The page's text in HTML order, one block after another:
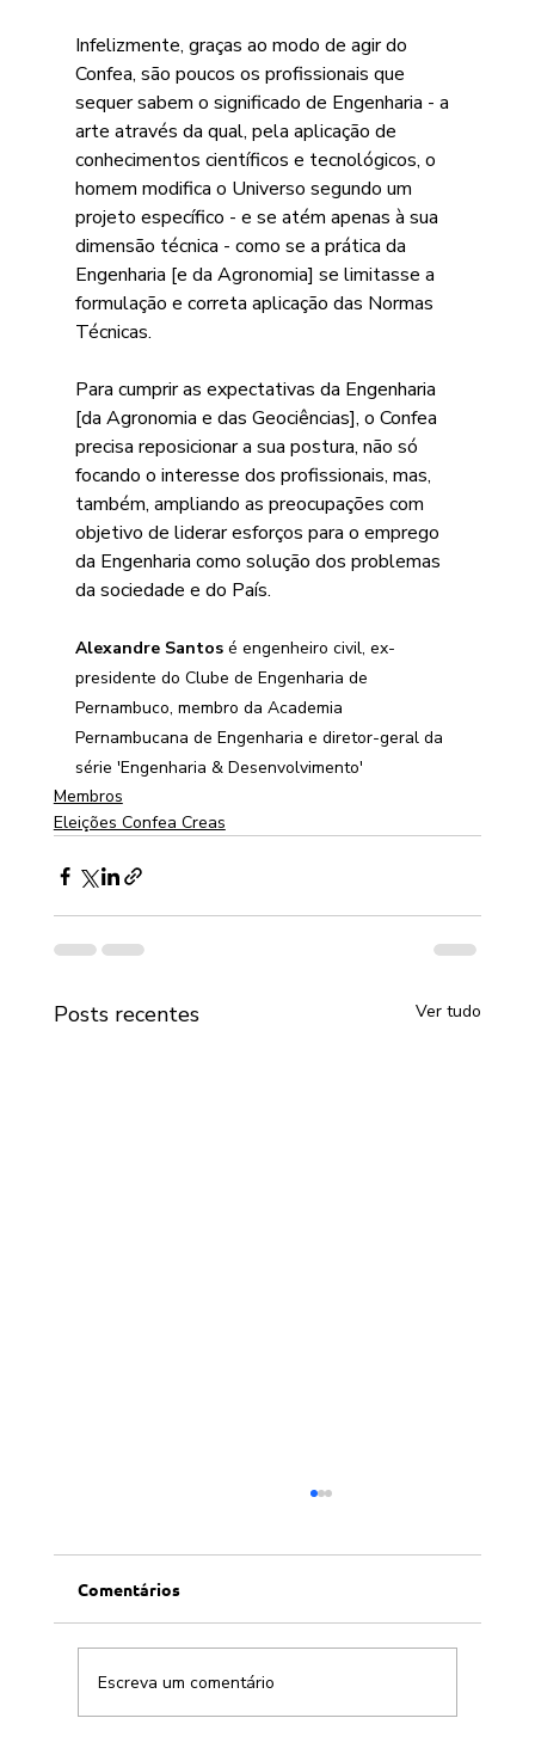
Infelizmente, graças ao modo de agir do
Confea, são poucos os profissionais que
sequer sabem o significado de Engenharia - a
arte através da qual, pela aplicação de
conhecimentos científicos e tecnológicos, o
homem modifica o Universo segundo um
projeto específico - e se atém apenas à sua
dimensão técnica - como se a prática da
Engenharia [e da Agronomia] se limitasse a
formulação e correta aplicação das Normas
Técnicas.
Para cumprir as expectativas da Engenharia
[da Agronomia e das Geociências], o Confea
precisa reposicionar a sua postura, não só
focando o interesse dos profissionais, mas,
também, ampliando as preocupações com
objetivo de liderar esforços para o emprego
da Engenharia como solução dos problemas
da sociedade e do País.
Alexandre Santos é engenheiro civil, ex-
presidente do Clube de Engenharia de
Pernambuco, membro da Academia
Pernambucana de Engenharia e diretor-geral da
série 'Engenharia & Desenvolvimento'
Membros
Eleições Confea Creas
Posts recentes Ver tudo
Comentários
Escreva um comentário